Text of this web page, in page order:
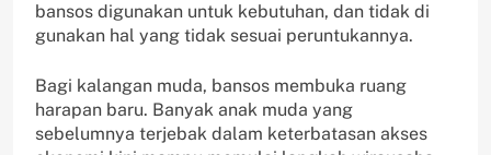
bansos digunakan untuk kebutuhan, dan tidak di
gunakan hal yang tidak sesuai peruntukannya.
Bagi kalangan muda, bansos membuka ruang
harapan baru. Banyak anak muda yang
sebelumnya terjebak dalam keterbatasan akses